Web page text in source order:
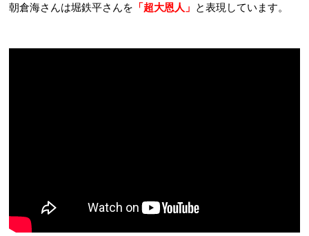
朝倉海さんは堀鉄平さんを 「超大恩人」 と表現しています。